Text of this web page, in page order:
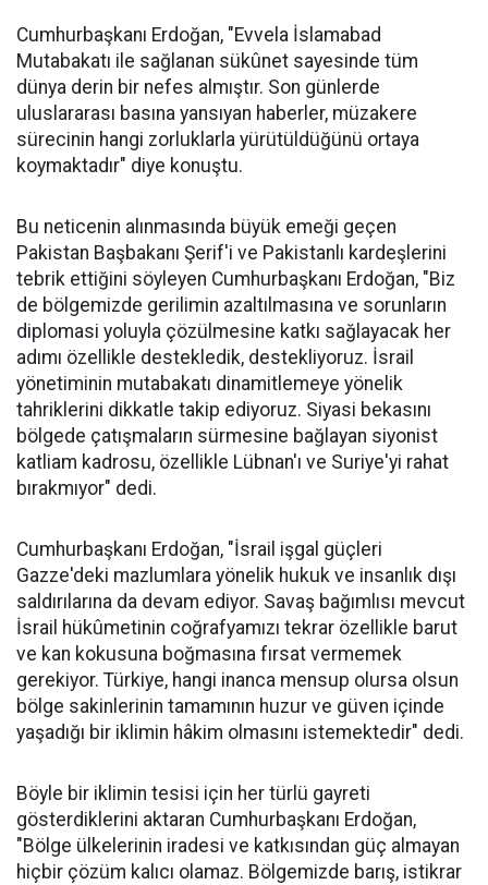
Cumhurbaşkanı Erdoğan, "Evvela İslamabad
Mutabakatı ile sağlanan sükûnet sayesinde tüm
dünya derin bir nefes almıştır. Son günlerde
uluslararası basına yansıyan haberler, müzakere
sürecinin hangi zorluklarla yürütüldüğünü ortaya
koymaktadır" diye konuştu.
Bu neticenin alınmasında büyük emeği geçen
Pakistan Başbakanı Şerif'i ve Pakistanlı kardeşlerini
tebrik ettiğini söyleyen Cumhurbaşkanı Erdoğan, "Biz
de bölgemizde gerilimin azaltılmasına ve sorunların
diplomasi yoluyla çözülmesine katkı sağlayacak her
adımı özellikle destekledik, destekliyoruz. İsrail
yönetiminin mutabakatı dinamitlemeye yönelik
tahriklerini dikkatle takip ediyoruz. Siyasi bekasını
bölgede çatışmaların sürmesine bağlayan siyonist
katliam kadrosu, özellikle Lübnan'ı ve Suriye'yi rahat
bırakmıyor" dedi.
Cumhurbaşkanı Erdoğan, "İsrail işgal güçleri
Gazze'deki mazlumlara yönelik hukuk ve insanlık dışı
saldırılarına da devam ediyor. Savaş bağımlısı mevcut
İsrail hükûmetinin coğrafyamızı tekrar özellikle barut
ve kan kokusuna boğmasına fırsat vermemek
gerekiyor. Türkiye, hangi inanca mensup olursa olsun
bölge sakinlerinin tamamının huzur ve güven içinde
yaşadığı bir iklimin hâkim olmasını istemektedir" dedi.
Böyle bir iklimin tesisi için her türlü gayreti
gösterdiklerini aktaran Cumhurbaşkanı Erdoğan,
"Bölge ülkelerinin iradesi ve katkısından güç almayan
hiçbir çözüm kalıcı olamaz. Bölgemizde barış, istikrar